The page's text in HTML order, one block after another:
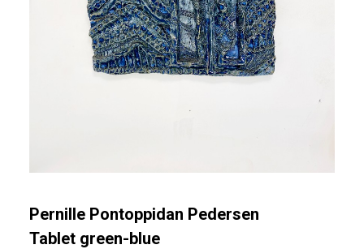
Pernille Pontoppidan Pedersen
Tablet green-blue